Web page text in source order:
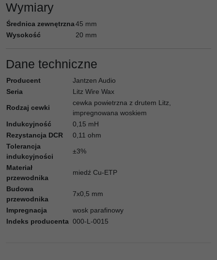
Wymiary
Średnica zewnętrzna45 mm
Wysokość
20 mm
Dane techniczne
Producent
Jantzen Audio
Seria
Litz Wire Wax
Rodzaj cewki
cewka powietrzna z drutem Litz,
impregnowana woskiem
Indukcyjność
0,15 mH
Rezystancja DCR
0,11 ohm
Tolerancja
indukcyjności
±3%
Materiał
przewodnika
miedź Cu-ETP
Budowa
przewodnika
7x0,5 mm
Impregnacja
wosk parafinowy
Indeks producenta 000-L-0015